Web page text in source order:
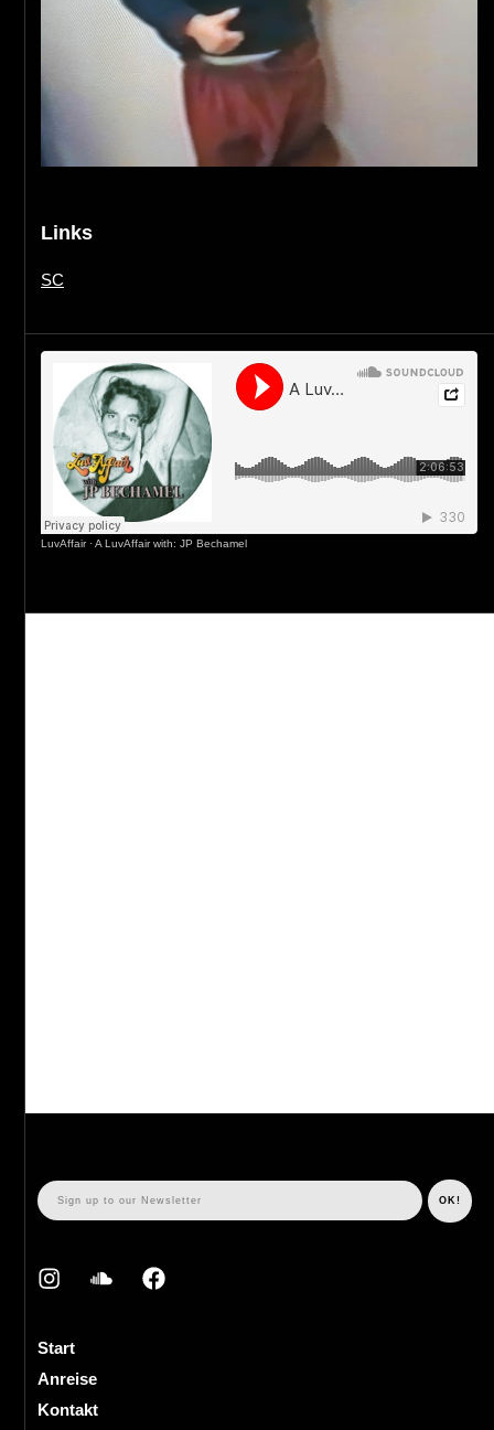
Links
SC
LuvAffair·A LuvAffair with: JP Bechamel
Start
Anreise
Kontakt